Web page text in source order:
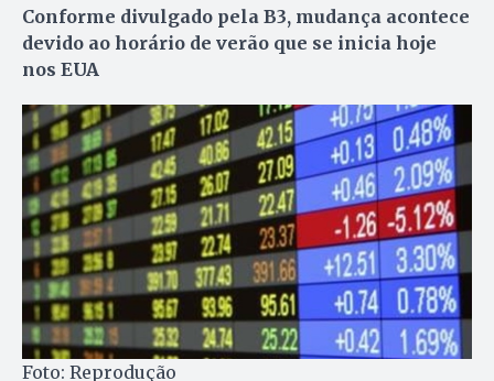
Conforme divulgado pela B3, mudança acontece
devido ao horário de verão que se inicia hoje
nos EUA
Foto: Reprodução